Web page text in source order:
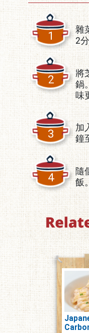
1
雜
2
2
將
鍋
味
3
加
鐘
4
隨
飯